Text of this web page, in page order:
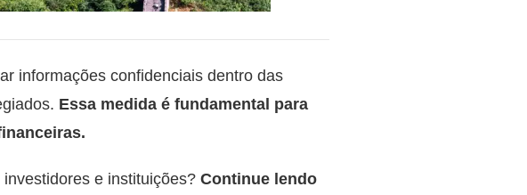
informações confidenciais dentro das
Essa medida é fundamental para
e instituições? Continue lendo